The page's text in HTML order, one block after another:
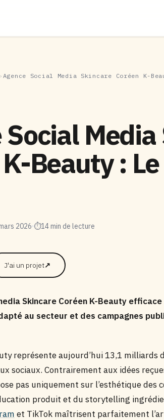
› Agence Social Media Skincare Coréen K-
Social
Beauty :
2026 ⏱14 min de lecture
J'ai un projet↗
Skincare Coréen K-Beauty
au secteur et des campagnes
représente aujourd’hui 13,1 milliards
sociaux. Contrairement aux idées
pas uniquement sur l’esthétique des
produit et du storytelling
et TikTok maîtrisent parfaitement